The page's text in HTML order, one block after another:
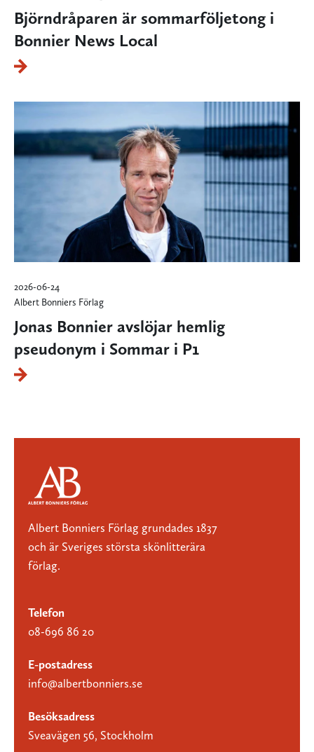
Björndråparen är sommarföljetong i
Bonnier News Local
2026-06-24
Albert Bonniers Förlag
Jonas Bonnier avslöjar hemlig
pseudonym i Sommar i P1
Albert Bonniers Förlag grundades 1837
och är Sveriges största skönlitterära
förlag.
Telefon
08-696 86 20
E-postadress
info@albertbonniers.se
Besöksadress
Sveavägen 56, Stockholm